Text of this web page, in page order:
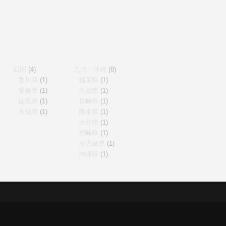
(4)
(1)
(1)
(1)
(1)
(8)
(1)
(1)
(1)
(1)
(1)
(1)
(1)
(1)